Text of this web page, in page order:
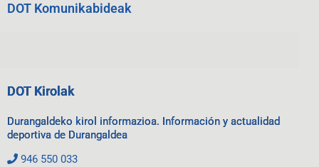
DOT Komunikabideak
DOT Kirolak
Durangaldeko kirol informazioa. Información y actualidad
deportiva de Durangaldea
946 550 033